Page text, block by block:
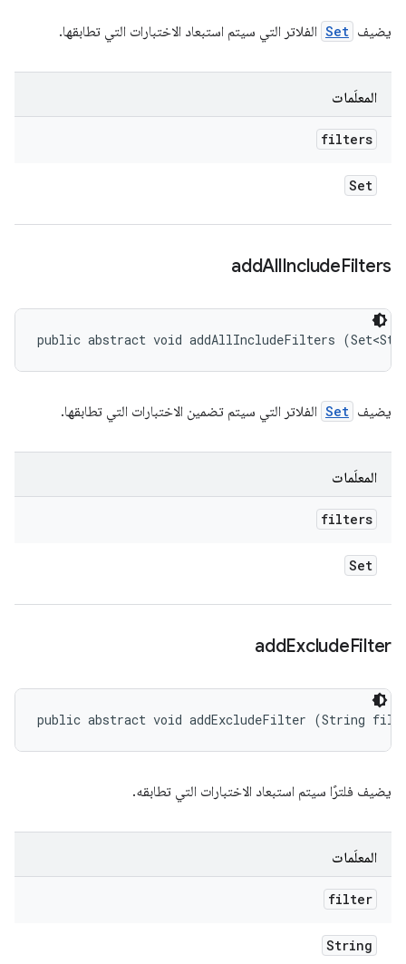
يضيف Set الفلاتر التي سيتم استبعاد الاختبارات التي تطابقها.
المعلَمات
filters
Set
addAllIncludeFilters
public abstract void addAllIncludeFilters
يضيف Set الفلاتر التي سيتم تضمين الاختبارات التي تطابقها.
المعلَمات
filters
Set
addExcludeFilter
public abstract void addExcludeFilter (String
يضيف فلترًا سيتم استبعاد الاختبارات التي تطابقه.
المعلَمات
filter
String